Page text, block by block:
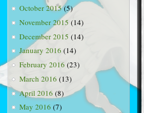
October 2015(5)
November 2015 (14)
December 2015 (14)
January 2016 (14)
February 2016 (23)
March 2016 (13)
April 2016 (8)
May 2016 (7)